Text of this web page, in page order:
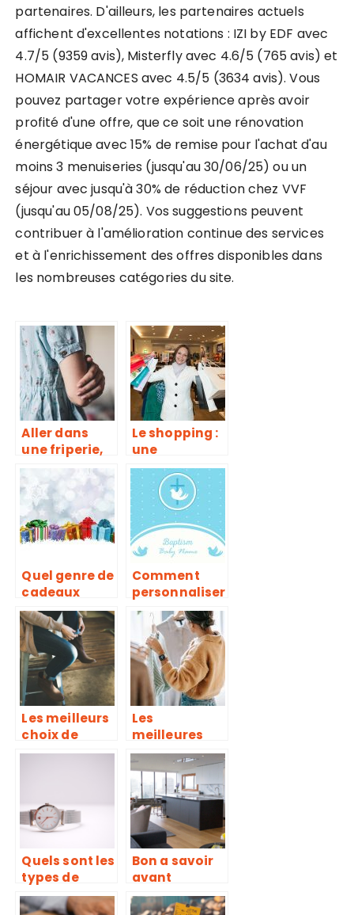
partenaires. D'ailleurs, les partenaires actuels
affichent d'excellentes notations : IZI by EDF avec
4.7/5 (9359 avis), Misterfly avec 4.6/5 (765 avis) et
HOMAIR VACANCES avec 4.5/5 (3634 avis). Vous
pouvez partager votre expérience après avoir
profité d'une offre, que ce soit une rénovation
énergétique avec 15% de remise pour l'achat d'au
moins 3 menuiseries (jusqu'au 30/06/25) ou un
séjour avec jusqu'à 30% de réduction chez VVF
(jusqu'au 05/08/25). Vos suggestions peuvent
contribuer à l'amélioration continue des services
et à l'enrichissement des offres disponibles dans
les nombreuses catégories du site.
Aller dans
une friperie,
bon ou
mauvais plan
Le shopping :
une
occupation
devenue un
lifestyle
Quel genre de
cadeaux
offrir pour
Noel ?
Comment
personnaliser
un faire part
de bapteme ?
Les meilleurs
choix de
chaussures
notre aise
Les
meilleures
friperies de
Paris
Quels sont les
types de
bracelets de
montre ?
Bon a savoir
avant
d’entamer
l’amenageme